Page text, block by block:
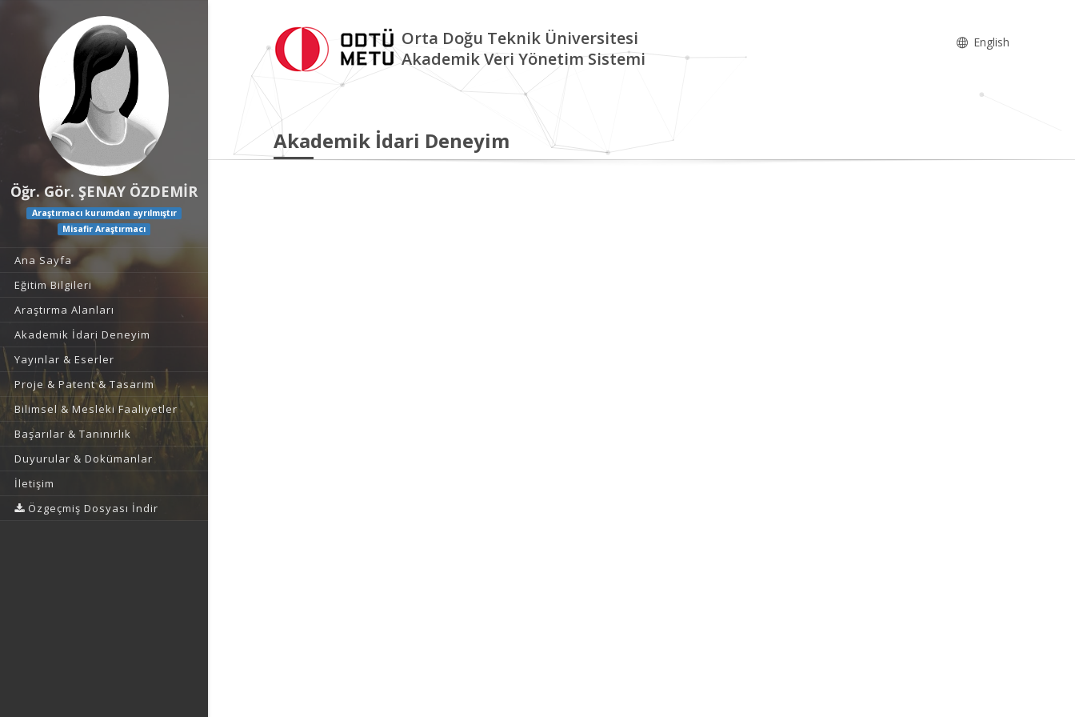
Öğr. Gör. ŞENAY ÖZDEMİR
Araştırmacı kurumdan ayrılmıştır
Misafir Araştırmacı
Ana Sayfa
Eğitim Bilgileri
Araştırma Alanları
Akademik İdari Deneyim
Yayınlar & Eserler
Proje & Patent & Tasarım
Bilimsel & Mesleki Faaliyetler
Başarılar & Tanınırlık
Duyurular & Dokümanlar
İletişim
Özgeçmiş Dosyası İndir
Orta Doğu Teknik Üniversitesi
Akademik Veri Yönetim Sistemi
English
Akademik İdari Deneyim